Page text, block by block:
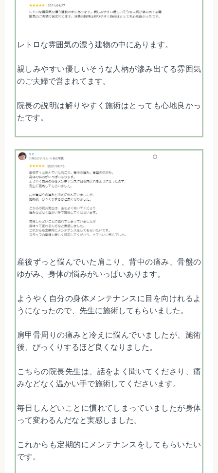
レトロな雰囲気の漂う建物の中にあります。
親しみやすい優しいそうな人柄が滲み出てる雰囲気
のご夫婦で営まれてます。
院長の説明は解りやすく施術はとっても心地良かっ
たです。
産後ずっと悩んでいた肩こり、背中の痛み、骨盤の
ゆがみ、身体の悩みがいっぱいあります。
ようやく自分の身体メンテナンスに目を向けれるよ
うになったので、先生に施術してもらいました。
肩甲骨周りの痛みと冷えに悩んでいましたが、施術
後、びっくりするほど良くなりました。
こちらの院長先生は、話をよく聞いてくださり、痛
みなどなく温かい手で施術してくださいます。
毎日しんどいことに慣れてしまっていましたが身体
って変わるんだなと実感しました。
これからも定期的にメンテナンスをしてもらいたい
です。